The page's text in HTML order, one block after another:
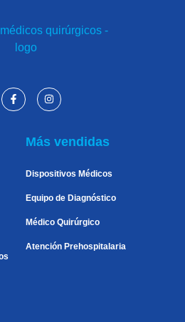
Más vendidas
Dispositivos Médicos
Equipo de Diagnóstico
Médico Quirúrgico
Atención Prehospitalaria